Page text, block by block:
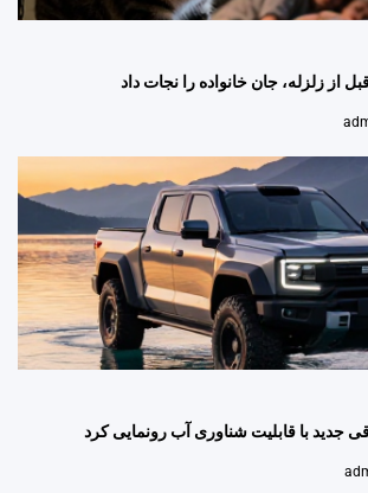
از زلزله، جان خانواده را نجات داد
جدید با قابلیت شناوری آب رونمایی کرد